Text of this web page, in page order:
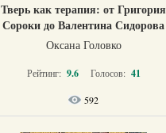
Тверь как терапия: от Григория
Сороки до Валентина Сидорова
Оксана Головко
Рейтинг: 9.6 Голосов: 41
592